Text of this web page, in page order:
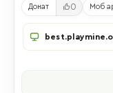
Донат 0 Моб